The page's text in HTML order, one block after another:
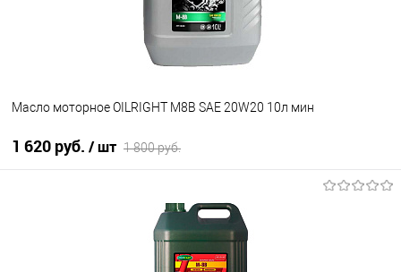
Масло моторное OILRIGHT М8В SAE 20W20 10л мин
1 620 руб. / шт 1 800 руб.
В корзину
В наличии